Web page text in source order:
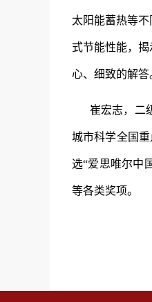
太阳能蓄热等
式节能性能，
心、细致的解答
崔宏志，二
城市科学全国
选“爱思唯尔中
等各类奖项。